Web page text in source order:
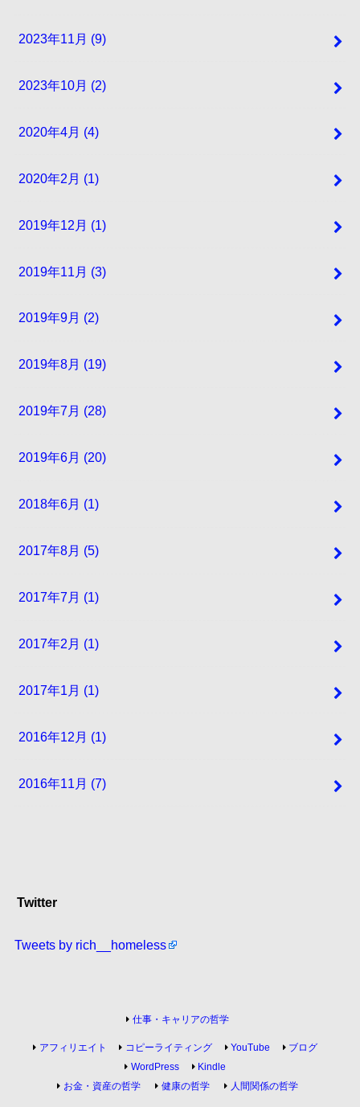
2023年11月 (9)
2023年10月 (2)
2020年4月 (4)
2020年2月 (1)
2019年12月 (1)
2019年11月 (3)
2019年9月 (2)
2019年8月 (19)
2019年7月 (28)
2019年6月 (20)
2018年6月 (1)
2017年8月 (5)
2017年7月 (1)
2017年2月 (1)
2017年1月 (1)
2016年12月 (1)
2016年11月 (7)
Twitter
Tweets by rich__homeless
仕事・キャリアの哲学
アフィリエイト コピーライティング YouTube
ブログ
WordPress
Kindle
お金・資産の哲学
健康の哲学 人間関係の哲学